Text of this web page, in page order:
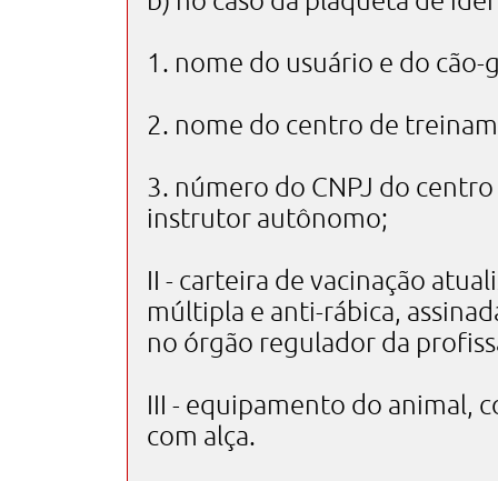
1. nome do usuário e do cão-
2. nome do centro de
3. número do CNPJ do
instrutor autônomo;
II - carteira de vacinação
múltipla e anti-rábica,
no órgão regulador da
III - equipamento do animal,
com alça.